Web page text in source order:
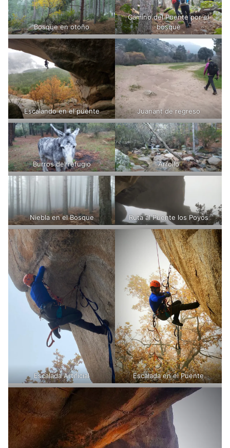
Bosque en otoño
Camino del Puente por el
bosque
Escalando en el puente Juanant de regreso
Burros del refugio Arrollo
Niebla en el Bosque Ruta al Puente los Poyos
Escalada Artificial Escalada en el Puente